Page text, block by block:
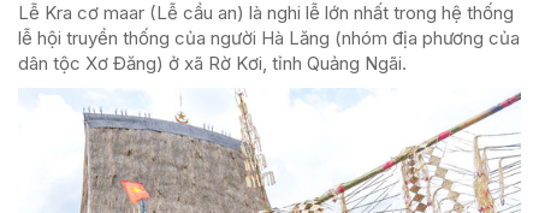
Lễ Kra cơ maar (Lễ cầu an) là nghi lễ lớn nhất trong hệ thống
lễ hội truyền thống của người Hà Lăng (nhóm địa phương của
dân tộc Xơ Đăng) ở xã Rờ Kơi, tỉnh Quảng Ngãi.